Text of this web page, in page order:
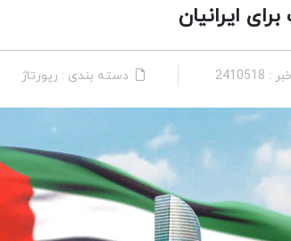
ایرانیان
دسته بندی : رپورتاژ